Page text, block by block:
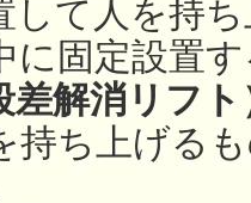
して人を持
に固定設置
差解消リフ
持ち上げる